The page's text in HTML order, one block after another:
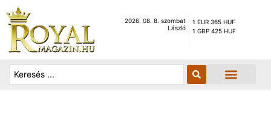
2026. 08. 8. szombat
László
1 EUR 365 HUF
1 GBP 425 HUF